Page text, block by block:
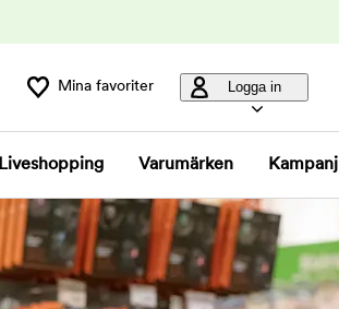
Mina favoriter Logga in
Liveshopping Varumärken Kampanj